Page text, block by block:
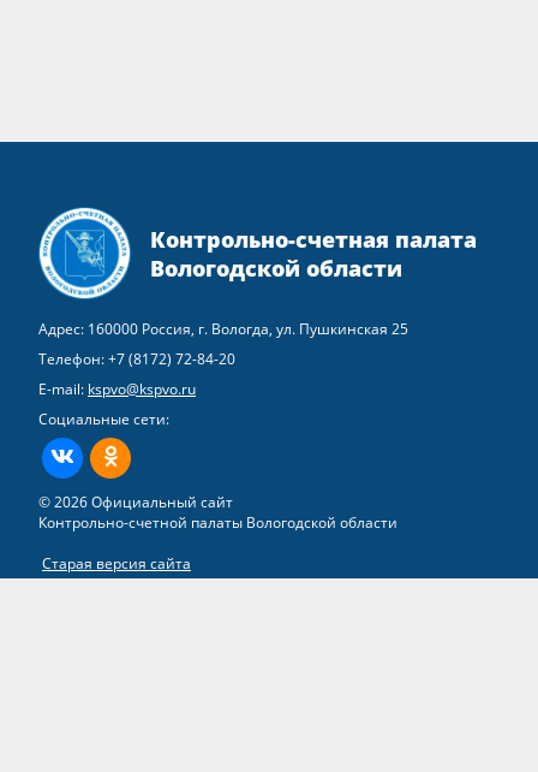
Контрольно-счетная палата
Вологодской области
Адрес: 160000 Россия, г. Вологда, ул. Пушкинская 25
Телефон:+7 (8172) 72-84-20
E-mail: kspvo@kspvo.ru
Социальные сети:
ВКонтактеОдноклассники
© 2026 Официальный сайт
Контрольно-счетной палаты Вологодской области
Старая версия сайта